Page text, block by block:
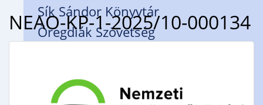
Sík Sándor Könyvtár
Öregdiák Szövetség
Timaffy László Tagiskola
NEAO-KP-1-2025/10-000134